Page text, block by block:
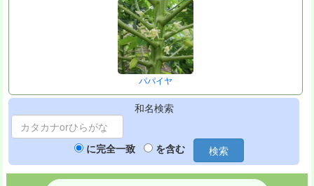
パパイヤ
和名検索
に完全一致 を含む 検索